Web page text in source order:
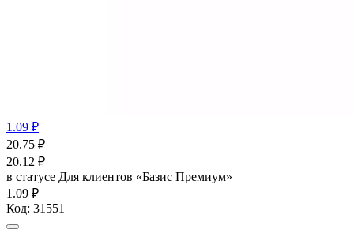
1.09 ₽
20.75 ₽
20.12 ₽
в статусе Для клиентов «Базис Премиум»
1.09 ₽
Код: 31551